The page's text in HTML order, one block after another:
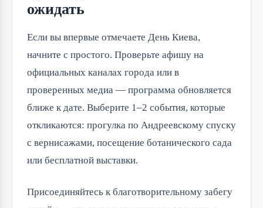
ожидать
Если вы впервые отмечаете День Киева,
начните с простого. Проверьте афишу на
официальных каналах города или в
проверенных медиа — программа обновляется
ближе к дате. Выберите 1–2 события, которые
откликаются: прогулка по Андреевскому спуску
с вернисажами, посещение ботанического сада
или бесплатной выставки.
Присоединяйтесь к благотворительному забегу